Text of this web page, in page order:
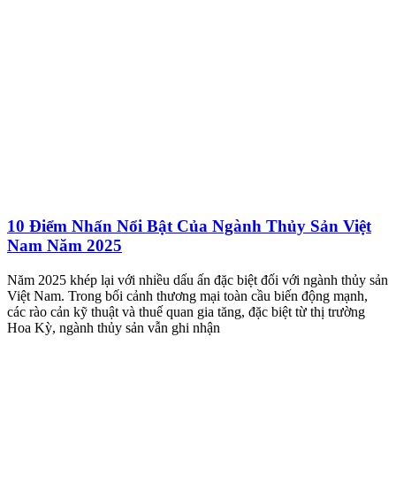
10 Điểm Nhấn Nổi Bật Của Ngành Thủy Sản Việt
Nam Năm 2025
Năm 2025 khép lại với nhiều dấu ấn đặc biệt đối với ngành thủy sản
Việt Nam. Trong bối cảnh thương mại toàn cầu biến động mạnh,
các rào cản kỹ thuật và thuế quan gia tăng, đặc biệt từ thị trường
Hoa Kỳ, ngành thủy sản vẫn ghi nhận